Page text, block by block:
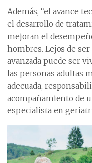
Además, “el avance
el desarrollo de
mejoran el
hombres. Lejos de ser
avanzada puede ser
las personas adultas
adecuada,
acompañamiento de
especialista en